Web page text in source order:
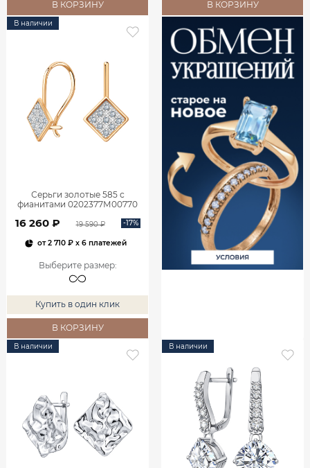
В КОРЗИНУ В КОРЗИНУ
В наличии
Серьги золотые 585 с
фианитами 0202377М00770
16 260 ₽ 19 590 ₽ -17%
от2 710 ₽x 6 платежей
Выберите размер:
Купить в один клик
В КОРЗИНУ
В наличии В наличии